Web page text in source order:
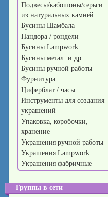
Подвесы/кабошоны/серьги
из натуральных камней
Бусины Шамбала
Пандора / рондели
Бусины Lampwork
Бусины метал. и др.
Бусины ручной работы
Фурнитура
Циферблат / часы
Инструменты для создания
украшений
Упаковка, коробочки,
хранение
Украшения ручной работы
Украшения Lampwork
Украшения фабричные
Группы в сети